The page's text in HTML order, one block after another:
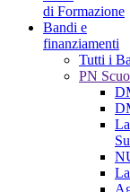
di Formazione
Bandi e
finanziamenti
Tutti i
PN